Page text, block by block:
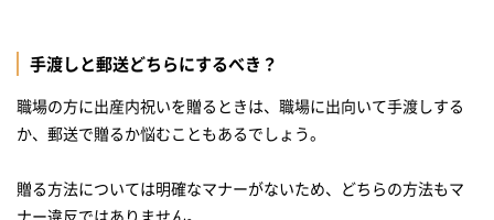
手渡しと郵送どちらにするべき？
職場の方に出産内祝いを贈るときは、職場に出向いて手渡しする
か、郵送で贈るか悩むこともあるでしょう。
贈る方法については明確なマナーがないため、どちらの方法もマ